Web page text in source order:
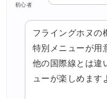
初心者
フライングホヌの
特別メニューが用
他の国際線とは違
ューが楽しめます